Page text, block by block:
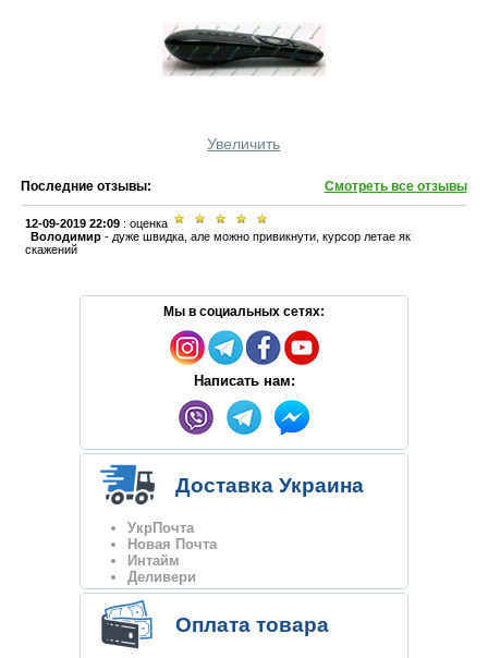
Увеличить
Последние отзывы: Смотреть все отзывы
12-09-2019 22:09 : оценка
Володимир - дуже швидка, але можно привикнути, курсор летае як
скажений
Мы в социальных сетях:
Написать нам:
Доставка Украина
УкрПочта
Новая Почта
Интайм
Деливери
Оплата товара